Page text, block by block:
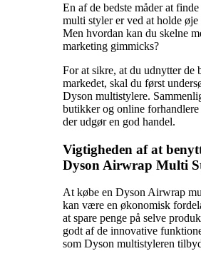
En af de bedste måder at
multi styler er ved at holde
Men hvordan kan du skelne
marketing gimmicks?
For at sikre, at du udnytter de
markedet, skal du først
Dyson multistylere.
butikker og online
der udgør en god handel.
Vigtigheden af at
Dyson Airwrap Multi
At købe en Dyson Airwrap
kan være en økonomisk
at spare penge på selve
godt af de innovative
som Dyson multistyleren